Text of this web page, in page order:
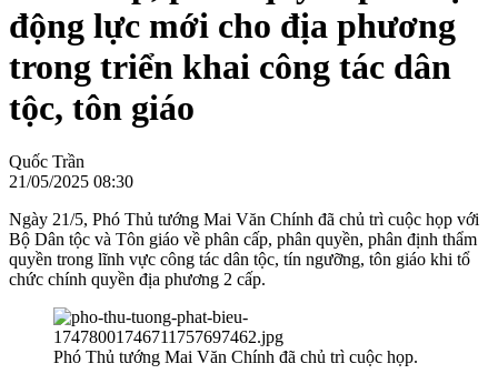
động lực mới cho địa phương
trong triển khai công tác dân
tộc, tôn giáo
Quốc Trần
21/05/2025 08:30
Ngày 21/5, Phó Thủ tướng Mai Văn Chính đã chủ trì cuộc họp với
Bộ Dân tộc và Tôn giáo về phân cấp, phân quyền, phân định thẩm
quyền trong lĩnh vực công tác dân tộc, tín ngưỡng, tôn giáo khi tổ
chức chính quyền địa phương 2 cấp.
Phó Thủ tướng Mai Văn Chính đã chủ trì cuộc họp.